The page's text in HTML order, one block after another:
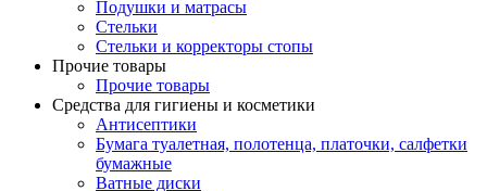
Подушки и матрасы
Стельки
Стельки и корректоры стопы
Прочие товары
Прочие товары
Средства для гигиены и косметики
Антисептики
Бумага туалетная, полотенца, платочки, салфетки
бумажные
Ватные диски